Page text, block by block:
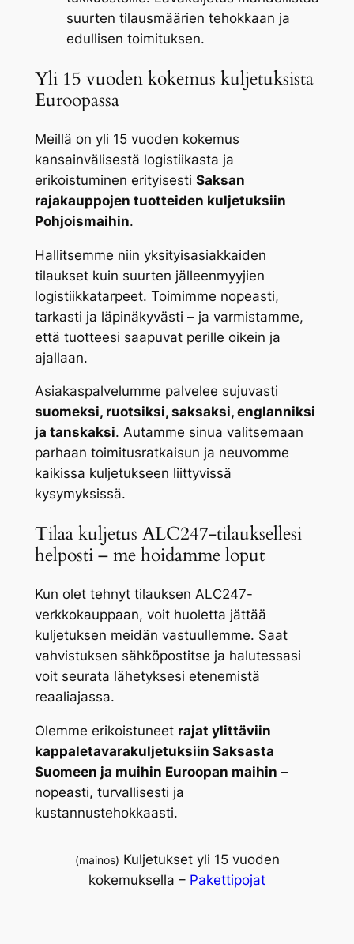
suurten tilausmäärien tehokkaan ja
edullisen toimituksen.
Yli 15 vuoden kokemus kuljetuksista
Euroopassa
Meillä on yli 15 vuoden kokemus
kansainvälisestä logistiikasta ja
erikoistuminen erityisesti Saksan
rajakauppojen tuotteiden kuljetuksiin
Pohjoismaihin.
Hallitsemme niin yksityisasiakkaiden
tilaukset kuin suurten jälleenmyyjien
logistiikkatarpeet. Toimimme nopeasti,
tarkasti ja läpinäkyvästi – ja varmistamme,
että tuotteesi saapuvat perille oikein ja
ajallaan.
Asiakaspalvelumme palvelee sujuvasti
suomeksi, ruotsiksi, saksaksi, englanniksi
ja tanskaksi. Autamme sinua valitsemaan
parhaan toimitusratkaisun ja neuvomme
kaikissa kuljetukseen liittyvissä
kysymyksissä.
Tilaa kuljetus ALC247-tilauksellesi
helposti – me hoidamme loput
Kun olet tehnyt tilauksen ALC247-
verkkokauppaan, voit huoletta jättää
kuljetuksen meidän vastuullemme. Saat
vahvistuksen sähköpostitse ja halutessasi
voit seurata lähetyksesi etenemistä
reaaliajassa.
Olemme erikoistuneet rajat ylittäviin
kappaletavarakuljetuksiin Saksasta
Suomeen ja muihin Euroopan maihin –
nopeasti, turvallisesti ja
kustannustehokkaasti.
(mainos) Kuljetukset yli 15 vuoden
kokemuksella – Pakettipojat